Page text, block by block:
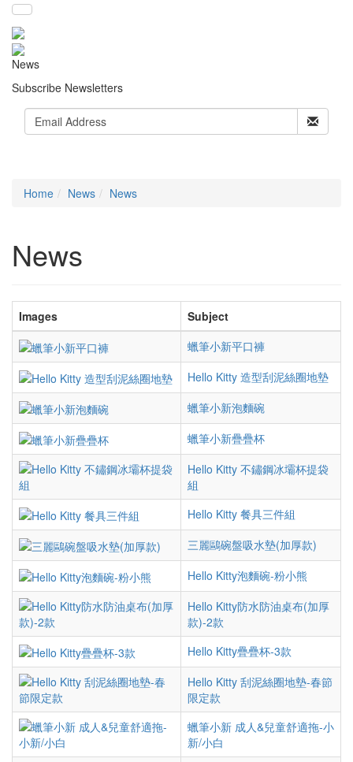
News
Subscribe Newsletters
Home News News
News
Images
Subject
蠟筆小新平口褲
Hello Kitty 造型刮泥絲圈地墊
蠟筆小新泡麵碗
蠟筆小新疊疊杯
Hello Kitty 不鏽鋼冰壩杯提袋
組
Hello Kitty 餐具三件組
三麗鷗碗盤吸水墊(加厚款)
Hello Kitty泡麵碗-粉小熊
Hello Kitty防水防油桌布(加厚
款)-2款
Hello Kitty疊疊杯-3款
Hello Kitty 刮泥絲圈地墊-春節
限定款
蠟筆小新 成人&兒童舒適拖-小
新/小白